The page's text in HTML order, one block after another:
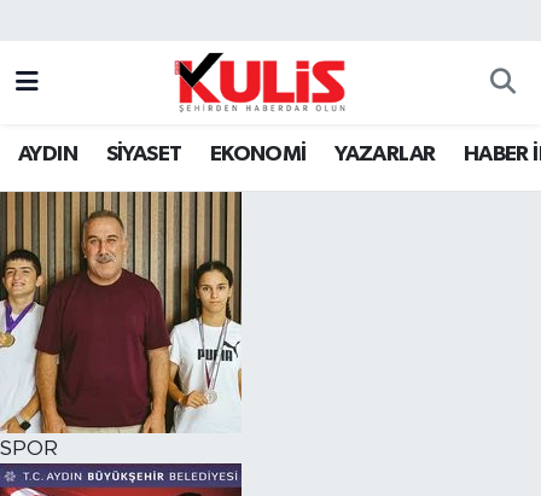
AYDIN SİYASET EKONOMİ YAZARLAR HABER
SPOR